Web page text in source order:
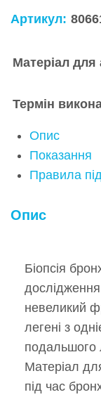
Артикул:
Матеріал для
Термін
Опис
Показання
Правила
Опис
Біопсія
невеликий
легені з
подальшого
Матеріал
під час